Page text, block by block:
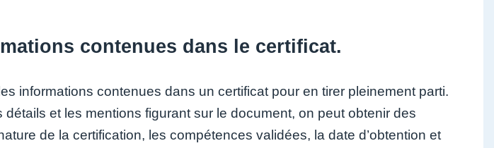
contenues dans le certificat.
informations contenues dans un certificat pour en tirer pleinement parti.
et les mentions figurant sur le document, on peut obtenir des
de la certification, les compétences validées, la date d’obtention et